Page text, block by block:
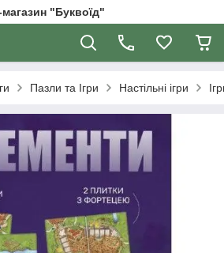
"Буквоїд"
Пазли та Ігри Настільні ігри